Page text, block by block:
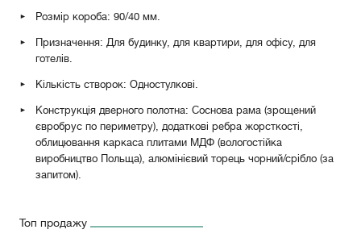
Розмір короба: 90/40 мм.
Призначення: Для будинку, для квартири, для офісу, для
готелів.
Кількість створок: Одностулкові.
Конструкція дверного полотна: Соснова рама (зрощений
євробрус по периметру), додаткові ребра жорсткості,
облицювання каркаса плитами МДФ (вологостійка
виробництво Польща), алюмінієвий торець чорний/срібло (за
запитом).
Замки: Замок механічний BONAITI Хром/Чорний, замок
Топ продажу